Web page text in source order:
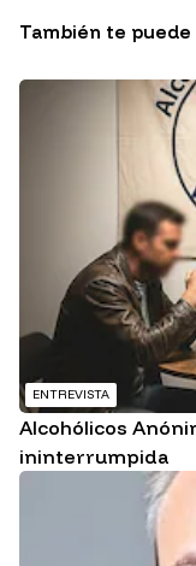
También te
ENTREVISTA
Alcohólicos
ininterrumpida